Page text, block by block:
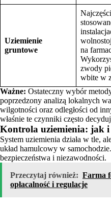
Uziemienie
gruntowe
na
zwody
wbite w
Ważne: Ostateczny wybór
poprzedzony analizą lokalnych
wilgotności oraz odległości od
właśnie te czynniki często
Kontrola uziemienia: jak
System uziemienia działa w tle,
układ hamulcowy w samochodzie.
bezpieczeństwa i niezawodności.
Przeczytaj również: Farma
opłacalność i regulacje